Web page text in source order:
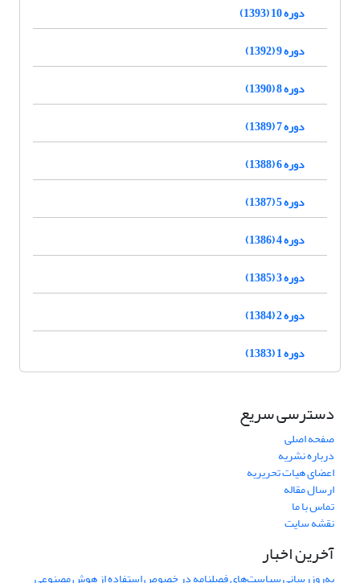
دوره 10 (1393)
دوره 9 (1392)
دوره 8 (1390)
دوره 7 (1389)
دوره 6 (1388)
دوره 5 (1387)
دوره 4 (1386)
دوره 3 (1385)
دوره 2 (1384)
دوره 1 (1383)
دسترسی سریع
صفحه اصلی
درباره نشریه
اعضای هیات تحریریه
ارسال مقاله
تماس با ما
نقشه سایت
آخرین اخبار
به‌روزرسانی سیاست‌های فصلنامه در خصوص استفاده از هوش مصنوعی